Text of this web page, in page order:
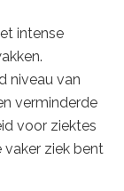
intense
niveau van
verminderde
voor ziektes
vaker ziek bent